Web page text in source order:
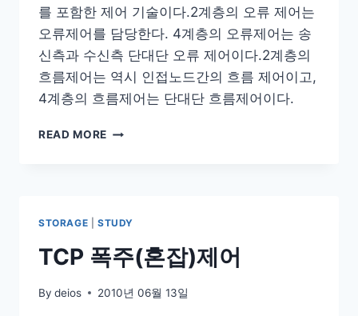
를 포함한 제어 기술이다.2계층의 오류 제어는
오류제어를 담당한다. 4계층의 오류제어는 송
신측과 수신측 단대단 오류 제어이다.2계층의
흐름제어는 역시 인접노드간의 흐름 제어이고,
4계층의 흐름제어는 단대단 흐름제어이다.
READ MORE 2
의
오
제
STORAGE STUDY
TCP 폭주(혼잡)제어
By deios 2010년 06월 13일